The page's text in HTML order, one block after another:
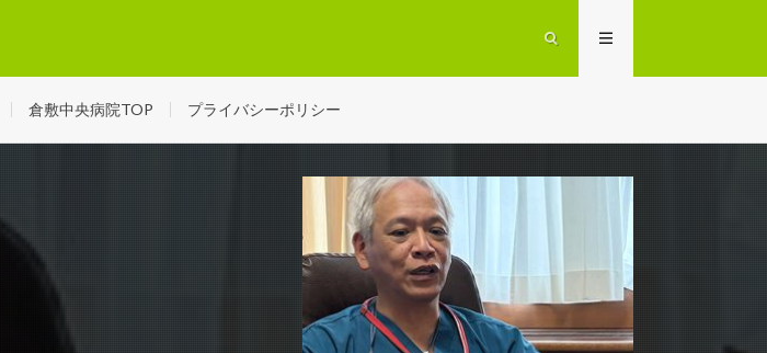
倉敷中央病院TOP プライバシーポリシー